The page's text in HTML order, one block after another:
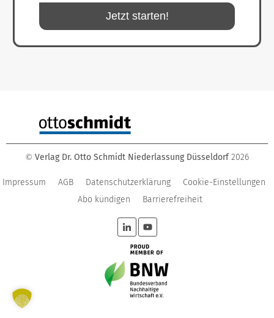
Jetzt starten!
© Verlag Dr. Otto Schmidt Niederlassung Düsseldorf 2026
Impressum AGB Datenschutzerklärung
Cookie-Einstellungen
Abo kündigen
Barrierefreiheit